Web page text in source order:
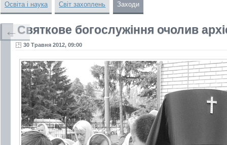
Освіта і наука Світ захоплень Заходи
Святкове богослужіння очолив
30 Травня 2012, 09:00
←